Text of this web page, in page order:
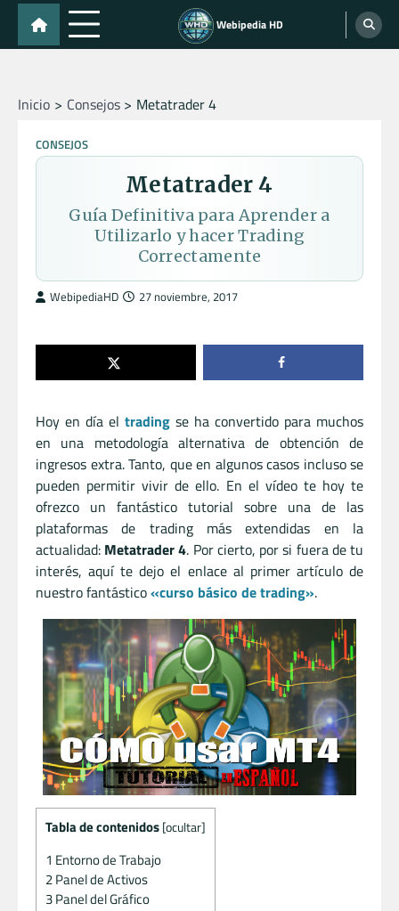
Skip
content
Webipedia HD
Inicio Consejos Metatrader 4
CONSEJOS
Metatrader 4
Guía Definitiva para Aprender a
Utilizarlo y hacer Trading
Correctamente
WebipediaHD 27 noviembre, 2017
Hoy en día el trading se ha convertido para muchos
en una metodología alternativa de obtención de
ingresos extra. Tanto, que en algunos casos incluso se
pueden permitir vivir de ello. En el vídeo te hoy te
ofrezco un fantástico tutorial sobre una de las
plataformas de trading más extendidas en la
actualidad: Metatrader 4. Por cierto, por si fuera de tu
interés, aquí te dejo el enlace al primer artículo de
nuestro fantástico«curso básico de trading».
Tabla de contenidos [ocultar]
1 Entorno de Trabajo
2Panel de Activos
3Panel del Gráfico